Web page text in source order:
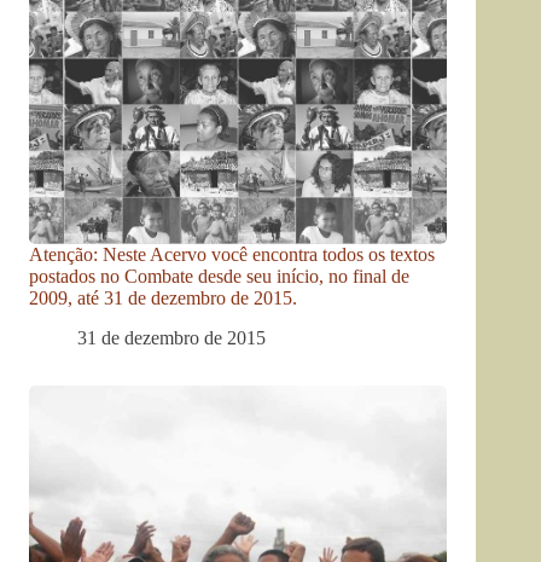
Atenção: Neste Acervo você encontra todos os textos
postados no Combate desde seu início, no final de
2009, até 31 de dezembro de 2015.
31 de dezembro de 2015